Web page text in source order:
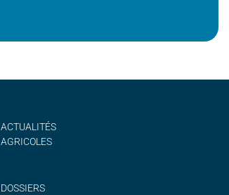
ACTUALITÉS
AGRICOLES
DOSSIERS